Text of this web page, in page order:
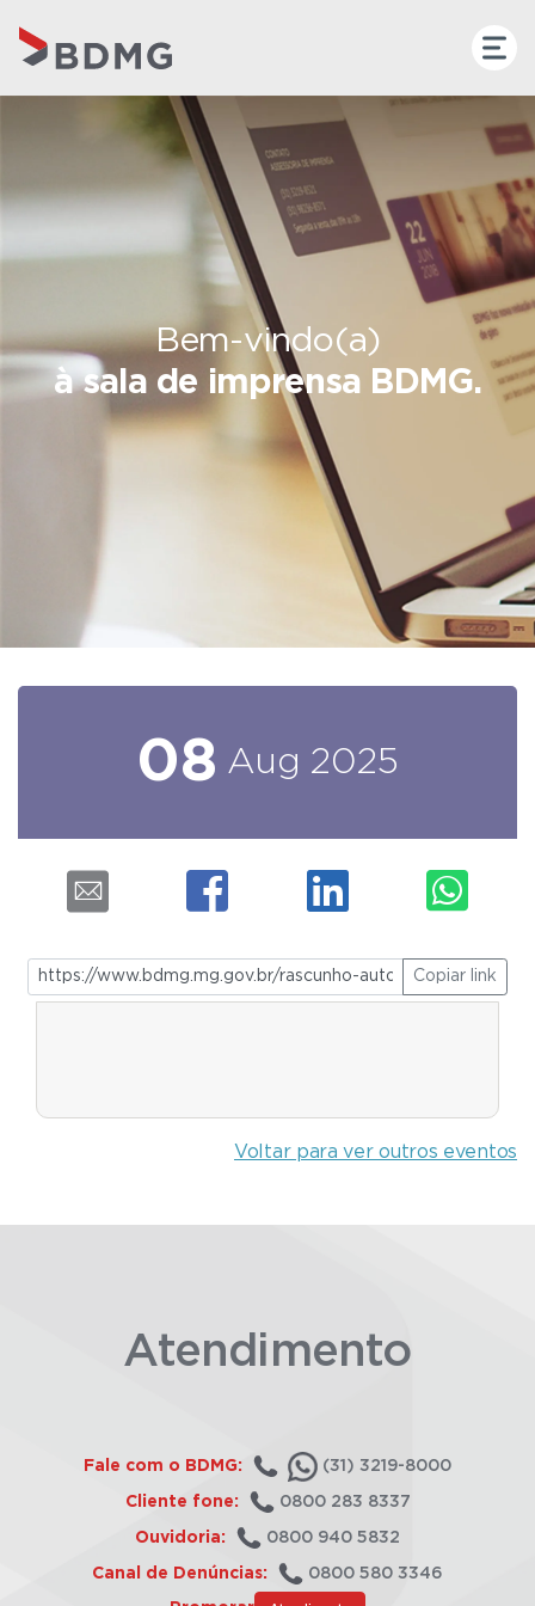
Bem-vindo(a)
à sala de imprensa BDMG.
08 Aug 2025
Copiar link
Voltar para ver outros eventos
Atendimento
Fale com o BDMG: (31) 3219-8000
Cliente fone: 0800 283 8337
Ouvidoria: 0800 940 5832
Canal de Denúncias: 0800 580 3346